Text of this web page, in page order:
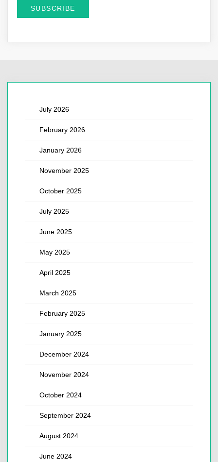
July 2026
February 2026
January 2026
November 2025
October 2025
July 2025
June 2025
May 2025
April 2025
March 2025
February 2025
January 2025
December 2024
November 2024
October 2024
September 2024
August 2024
June 2024